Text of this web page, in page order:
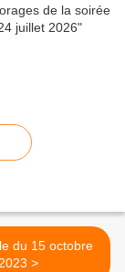
du 15 octobre
2023 >